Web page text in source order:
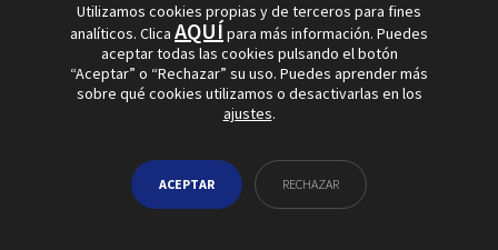
Utilizamos cookies propias y de terceros para fines
analíticos. Clica AQUÍpara más información. Puedes
aceptar todas las cookies pulsando el botón
“Aceptar” o “Rechazar” su uso. Puedes aprender más
sobre qué cookies utilizamos o desactivarlas en los
ajustes.
ACEPTAR RECHAZAR